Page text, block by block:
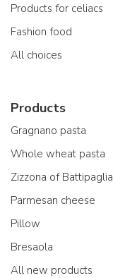
Products for celiacs
Fashion food
All choices
Products
Gragnano pasta
Whole wheat pasta
Zizzona of Battipaglia
Parmesan cheese
Pillow
Bresaola
All new products